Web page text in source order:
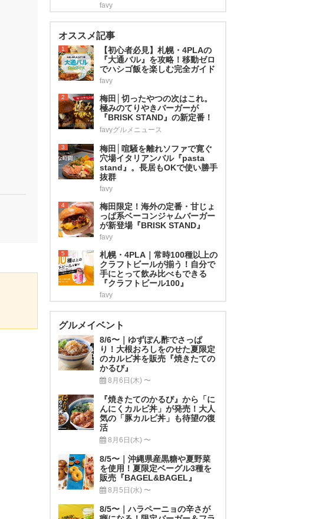
favy
オススメ記事
1
【初心者必見】札幌・4PLAの
『大通バル』を攻略！移動ゼロ
でハシゴ飯を楽しむ完全ガイド
favy
2
梅田│切ったやつの次はこれ。
極みのてりやきバーガーが
『BRISK STAND』の新定番！
favyグルメニュース
3
梅田│喧騒を離れソファで寛ぐ
穴場イタリアンバル『pasta
stand』。長居もOKで使い勝手
抜群
favy
4
梅田限定！海外の定番・甘じょ
っぱ系ベーコンジャムバーガー
が新登場『BRISK STAND』
favy
5
札幌・4PLA｜常時100種以上の
クラフトビールが揃う！自分で
手にとって飲み比べもできる
『クラフトビール100』
favy
グルメイベント
8/6〜｜ゆずぽん酢でさっぱ
り！大根おろしをのせた夏限定
のカルビ丼を販売『焼きたての
かるび』
8月6日(木) 〜
『焼きたてのかるび』から「に
んにくカルビ丼」が発売！大人
気の「豚カルビ丼」も待望の復
活
8月6日(木) 〜
8/5〜｜沖縄県産黒糖や夏野菜
を使用！夏限定ベーグル3種を
販売『BAGEL&BAGEL』
8月5日(水) 〜
8/5〜｜ハラペーニョの辛さが